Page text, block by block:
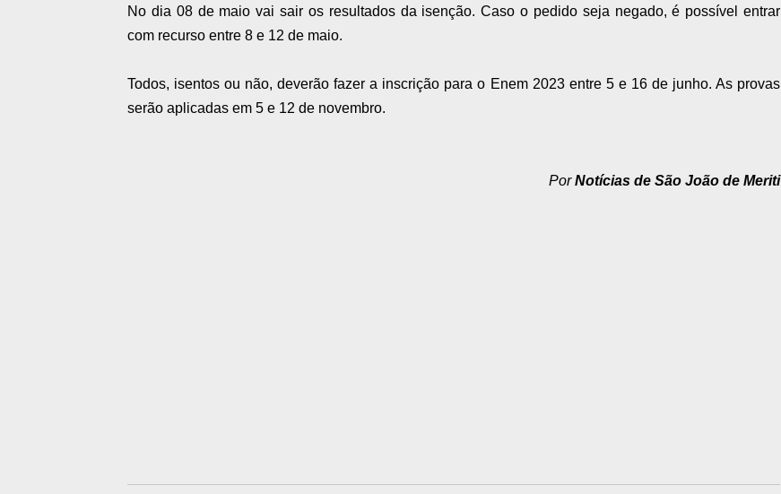
No dia 08 de maio vai sair os resultados da isenção. Caso o pedido seja negado, é possível entrar
com recurso entre 8 e 12 de maio.
Todos, isentos ou não, deverão fazer a inscrição para o Enem 2023 entre 5 e 16 de junho. As provas
serão aplicadas em 5 e 12 de novembro.
PorNotícias de São João de Meriti